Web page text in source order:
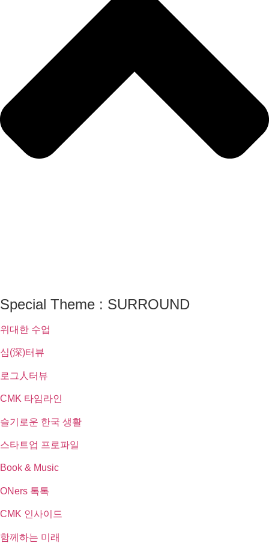
Special Theme : SURROUND
위대한 수업
심(深)터뷰
로그人터뷰
CMK 타임라인
슬기로운 한국 생활
스타트업 프로파일
Book & Music
ONers 톡톡
CMK 인사이드
함께하는 미래